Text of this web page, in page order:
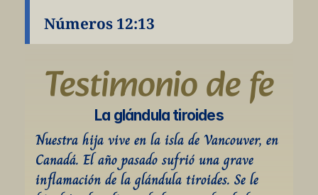
Números 12:13
Testimonio de fe
La glándula tiroides
Nuestra hija vive en la isla de Vancouver, en
Canadá. El año pasado sufrió una grave
inflamación de la glándula tiroides. Se le